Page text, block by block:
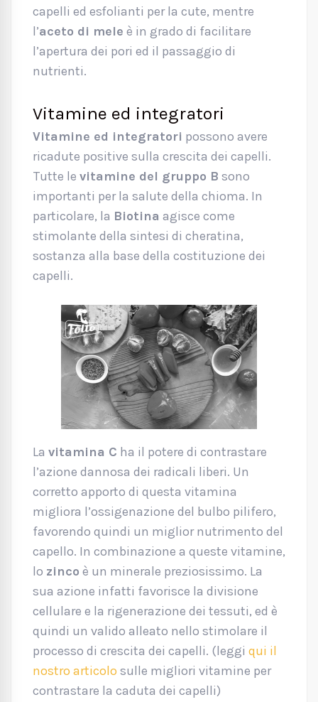
capelli ed esfolianti per la cute, mentre
l’aceto di mele è in grado di facilitare
l’apertura dei pori ed il passaggio di
nutrienti.
Vitamine ed integratori
Vitamine ed integratori possono avere
ricadute positive sulla crescita dei capelli.
Tutte le vitamine del gruppo B sono
importanti per la salute della chioma. In
particolare, la Biotina agisce come
stimolante della sintesi di cheratina,
sostanza alla base della costituzione dei
capelli.
La vitamina C ha il potere di contrastare
l’azione dannosa dei radicali liberi. Un
corretto apporto di questa vitamina
migliora l’ossigenazione del bulbo pilifero,
favorendo quindi un miglior nutrimento del
capello. In combinazione a queste vitamine,
lo zinco è un minerale preziosissimo. La
sua azione infatti favorisce la divisione
cellulare e la rigenerazione dei tessuti, ed è
quindi un valido alleato nello stimolare il
processo di crescita dei capelli. (leggi qui il
nostro articolo sulle migliori vitamine per
contrastare la caduta dei capelli)